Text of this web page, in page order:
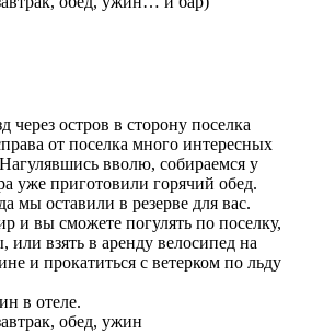
через остров в сторону поселка
от поселка много интересных
вволю, собираемся у
уже приготовили горячий обед.
мы оставили в резерве для вас.
и вы сможете погулять по поселку,
или взять в аренду велосипед на
и прокатиться с ветерком по льду
в отеле.
обед, ужин